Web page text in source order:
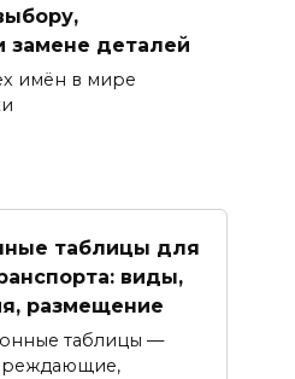
замене деталей
имён в мире
таблицы для
виды,
размещение
таблицы —